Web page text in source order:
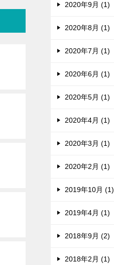
2020年9月 (1)
2020年8月 (1)
2020年7月 (1)
2020年6月 (1)
2020年5月 (1)
2020年4月 (1)
2020年3月 (1)
2020年2月 (1)
2019年10月 (1)
2019年4月 (1)
2018年9月 (2)
2018年2月 (1)